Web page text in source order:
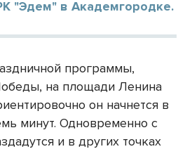
"Эдем" в Академгородке.
программы,
на площади Ленина
он начнется в
минут. Одновременно с
и в других точках